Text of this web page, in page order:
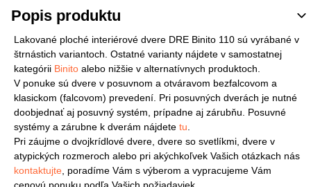
Popis produktu
Lakované ploché interiérové dvere DRE Binito 110 sú vyrábané v
štrnástich variantoch. Ostatné varianty nájdete v samostatnej
kategórii Binito alebo nižšie v alternatívnych produktoch.
V ponuke sú dvere v posuvnom a otváravom bezfalcovom a
klasickom (falcovom) prevedení. Pri posuvných dverách je nutné
doobjednať aj posuvný systém, prípadne aj zárubňu. Posuvné
systémy a zárubne k dverám nájdete tu
Pri záujme o dvojkrídlové dvere, dvere so svetlíkmi, dvere v
atypických rozmeroch alebo pri akýchkoľvek Vašich otázkach nás
kontaktujte , poradíme Vám s výberom a vypracujeme Vám